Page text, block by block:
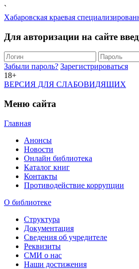
`
Хабаровская краевая
Для авторизации на сайте
Забыли пароль? Зарегистрироваться
18+
ВЕРСИЯ ДЛЯ СЛАБОВИДЯЩИХ
Меню сайта
Главная
Анонсы
Новости
Онлайн библиотека
Каталог книг
Контакты
Противодействие коррупции
О библиотеке
Структура
Документация
Сведения об учредителе
Реквизиты
СМИ о нас
Наши достижения